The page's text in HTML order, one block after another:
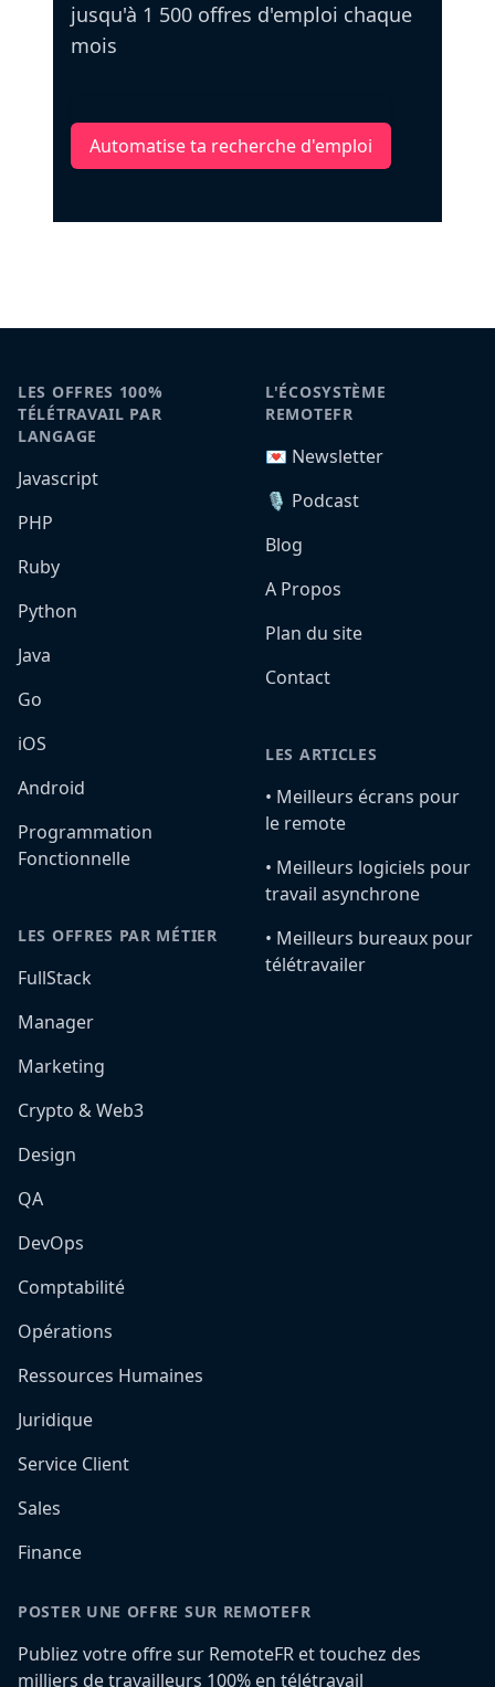
jusqu'à 1 500 offres d'emploi chaque
mois
Automatise ta recherche d'emploi
LES OFFRES 100%
TÉLÉTRAVAIL PAR
LANGAGE
Javascript
PHP
Ruby
Python
Java
Go
iOS
Android
Programmation
Fonctionnelle
LES OFFRES PAR MÉTIER
FullStack
Manager
Marketing
Crypto & Web3
Design
QA
DevOps
Comptabilité
Opérations
Ressources Humaines
Juridique
Service Client
Sales
Finance
L'ÉCOSYSTÈME
REMOTEFR
💌 Newsletter
🎙️ Podcast
Blog
A Propos
Plan du site
Contact
LES ARTICLES
•️ Meilleurs écrans pour
le remote
•️ Meilleurs logiciels pour
travail asynchrone
•️ Meilleurs bureaux pour
télétravailer
POSTER UNE OFFRE SUR REMOTEFR
Publiez votre offre sur RemoteFR et touchez des
milliers de travailleurs 100% en télétravail